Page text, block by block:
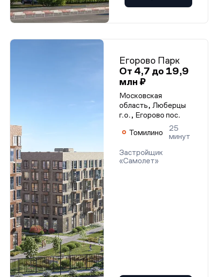
Егорово Парк
От 4,7 до 19,9
млн ₽
Московская
область, Люберцы
г.о., Егорово пос.
Томилино
25
минут
Застройщик
«Самолет»